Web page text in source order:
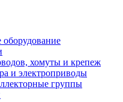
хомуты и крепеж
и электроприводы
группы